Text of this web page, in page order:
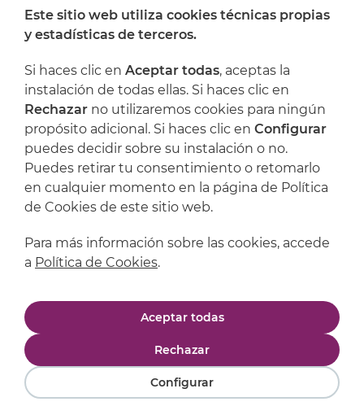
Dónde encontrarnos
Artijoc
Soporte
Política de privacidad
Powered byComertis
Este sitio web utiliza cookies técnicas propias
y estadísticas de terceros.
Si haces clic en Aceptar todas, aceptas la
instalación de todas ellas. Si haces clic en
Rechazar no utilizaremos cookies para ningún
propósito adicional. Si haces clic en Configurar
puedes decidir sobre su instalación o no.
Puedes retirar tu consentimiento o retomarlo
en cualquier momento en la página de Política
de Cookies de este sitio web.
Para más información sobre las cookies, accede
a Política de Cookies.
Aceptar todas
Rechazar
Configurar